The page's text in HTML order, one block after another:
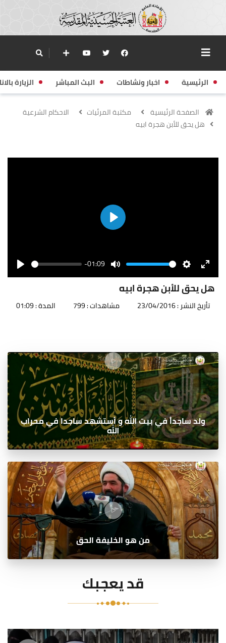
الرئيسية اخبار ونشاطات البث المباشر الزيارة
الصفحة الرئيسية مكتبة المرئيات
الاحكام الشرعية
هل يحق للأبن هجرة ابيه
Play
Play
Seek -01:09
Mute
Volume
SettingsEnter
هل يحق للأبن هجرة ابيه
تأريخ النشر : 23/04/2016 مشاهدات : 799 المدة : 01:09
ولد ساجداُ في بيت الله و أستشهد ساجدا في محراب
الله
من هو الخليفة الحق
قد يعجبك